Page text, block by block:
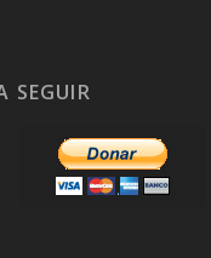
SEGUIR